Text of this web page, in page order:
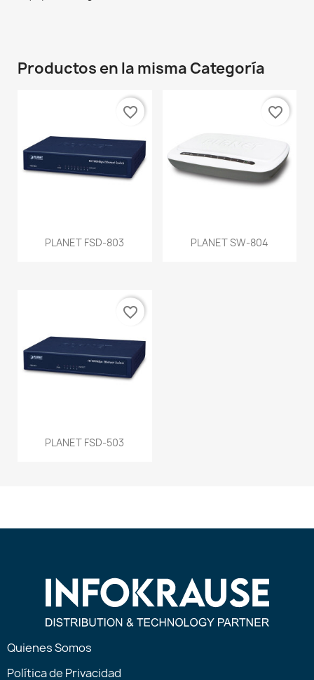
Productos en la misma Categoría
PLANET FSD-803
favorite_border
PLANET SW-804
favorite_border
PLANET FSD-503
favorite_border
Quienes Somos
Política de Privacidad